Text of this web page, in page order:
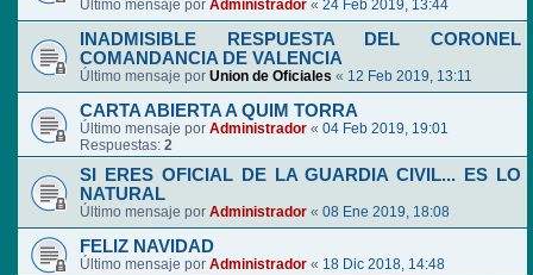
Último mensaje por Administrador « 24 Feb 2019, 13:44
INADMISIBLE RESPUESTA DEL CORONEL
COMANDANCIA DE VALENCIA
Último mensaje por Union de Oficiales « 12 Feb 2019, 13:11
CARTA ABIERTA A QUIM TORRA
Último mensaje por Administrador « 04 Feb 2019, 19:01
Respuestas: 2
SI ERES OFICIAL DE LA GUARDIA CIVIL... ES LO
NATURAL
Último mensaje por Administrador « 08 Ene 2019, 18:08
FELIZ NAVIDAD
Último mensaje por Administrador « 18 Dic 2018, 14:48